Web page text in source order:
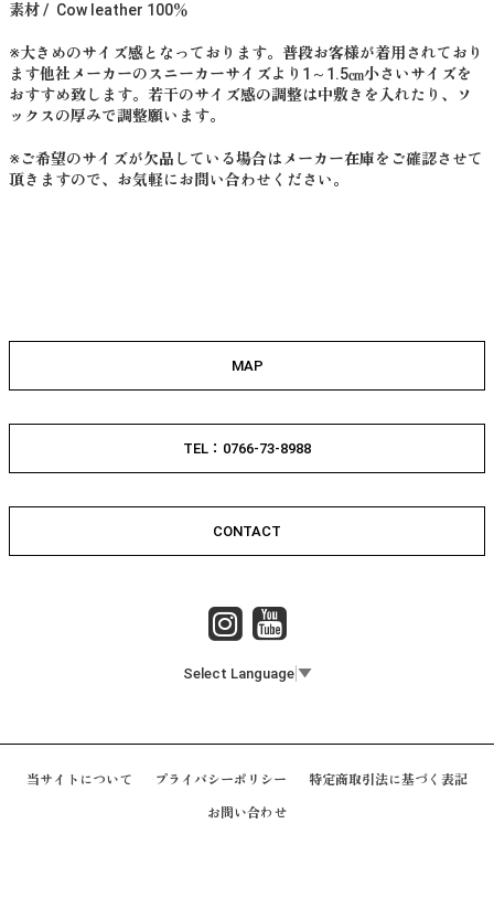
素材 / Cow leather 100％
※大きめのサイズ感となっております。普段お客様が着用されており
ます他社メーカーのスニーカーサイズより1～1.5㎝小さいサイズを
おすすめ致します。若干のサイズ感の調整は中敷きを入れたり、ソ
ックスの厚みで調整願います。
※ご希望のサイズが欠品している場合はメーカー在庫をご確認させて
頂きますので、お気軽にお問い合わせください。
MAP
TEL：0766-73-8988
CONTACT
Select Language ▼
当サイトについて プライバシーポリシー 特定商取引法に基づく表記
お問い合わせ